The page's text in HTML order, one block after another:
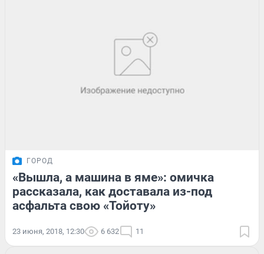
ГОРОД
«Вышла, а машина в яме»: омичка
рассказала, как доставала из-под
асфальта свою «Тойоту»
23 июня, 2018, 12:30 6 632 11